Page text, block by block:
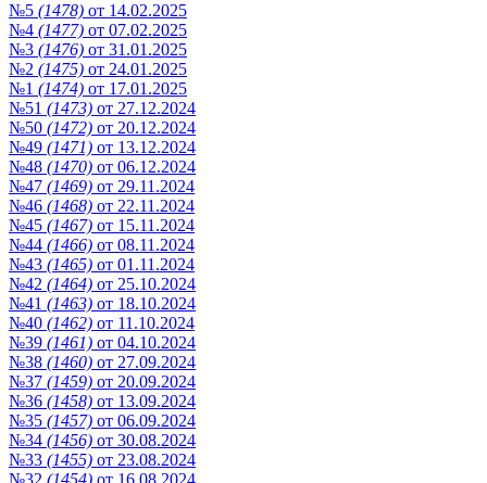
№5 (1478) от 14.02.2025
№4 (1477) от 07.02.2025
№3 (1476) от 31.01.2025
№2 (1475) от 24.01.2025
№1 (1474) от 17.01.2025
№51 (1473) от 27.12.2024
№50 (1472) от 20.12.2024
№49 (1471) от 13.12.2024
№48 (1470) от 06.12.2024
№47 (1469) от 29.11.2024
№46 (1468) от 22.11.2024
№45 (1467) от 15.11.2024
№44 (1466) от 08.11.2024
№43 (1465) от 01.11.2024
№42 (1464) от 25.10.2024
№41 (1463) от 18.10.2024
№40 (1462) от 11.10.2024
№39 (1461) от 04.10.2024
№38 (1460) от 27.09.2024
№37 (1459) от 20.09.2024
№36 (1458) от 13.09.2024
№35 (1457) от 06.09.2024
№34 (1456) от 30.08.2024
№33 (1455) от 23.08.2024
№32 (1454) от 16.08.2024